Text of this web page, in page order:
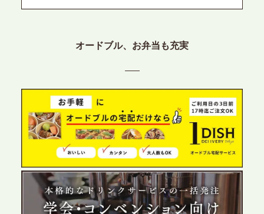
プレスリリースのご案内｜ケータリングのセカンド
目の展開で、拡大する出張パーティー・ケータリン
2026.6.4
プレスリリースのご案内｜夏の社内親睦が、配属後
の離職防止に。オフィスや会議室で縁日気分を味わ
う「お祭りケータリング」の提供を開始
2026.5.29
プレスリリースのご案内｜ケータリングのセカンド
オードブル、お弁当も充実